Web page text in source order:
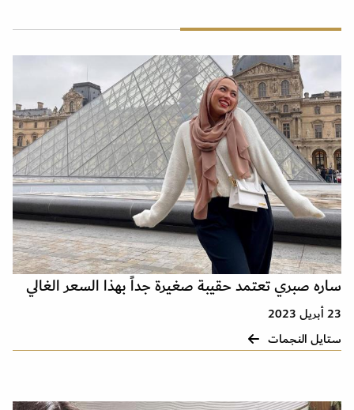
ساره صبري تعتمد حقيبة صغيرة جداً بهذا السعر الغالي
23 أبريل 2023
ستايل النجمات